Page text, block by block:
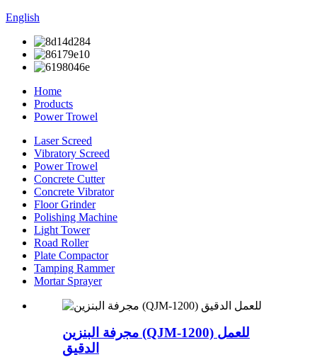
English
Home
Products
Power Trowel
Laser Screed
Vibratory Screed
Power Trowel
Concrete Cutter
Concrete Vibrator
Floor Grinder
Polishing Machine
Light Tower
Road Roller
Plate Compactor
Tamping Rammer
Mortar Sprayer
مجرفة البنزين (QJM-1200) للعمل
الدقيق